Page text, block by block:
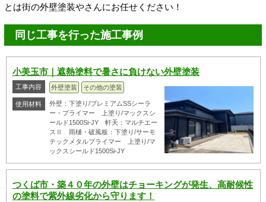
とは街の外壁塗装やさんにお任せください！
同じ工事を行った施工事例
小美玉市｜遮熱塗料で暑さに負けない外壁塗装
工事内容 外壁塗装 その他の塗装
使用材料
外壁：下塗り/プレミアムSSシーラ
ー・プライマー 上塗り/マックスシ
ールド1500Si-JY 軒天：マルチエー
スⅡ 雨樋・破風板：下塗り/サーモ
テックメタルプライマー 上塗り/マ
ックスシールド1500Si-JY
つくば市・築４０年の外壁はチョーキングが発生、高耐候性
の塗料で紫外線劣化から守ります！